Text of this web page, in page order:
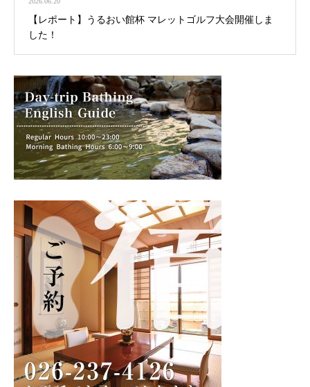
【レポート】うるおい館杯 マレットゴルフ大会開催しま
した！